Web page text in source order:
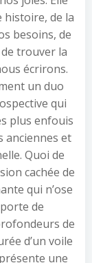
de la
besoins, de
trouver la
écrirons.
un duo
qui
plus enfouis
anciennes et
Quoi de
cachée de
qui n’ose
de
de
d’un voile
une